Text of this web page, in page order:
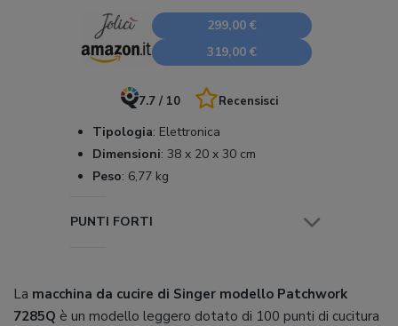
299,00 €
319,00 €
7.7 / 10 Recensisci
Tipologia: Elettronica
Dimensioni: 38 x 20 x 30 cm
Peso: 6,77 kg
PUNTI FORTI
La macchina da cucire di Singer modello Patchwork
7285Q è un modello leggero dotato di 100 punti di cucitura